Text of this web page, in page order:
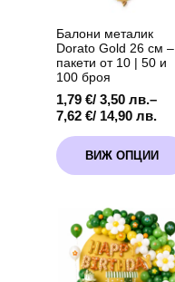
Балони металик
Dorato Gold 26 см –
пакети от 10 | 50 и
100 броя
1,79 €/ 3,50 лв.–
7,62 €/ 14,90 лв.
Price
1,79 €
/
3,50 лв.
7,62 €
14,90 лв.
ВИЖ ОПЦИИ
This
product
has
variants.
The
options
may